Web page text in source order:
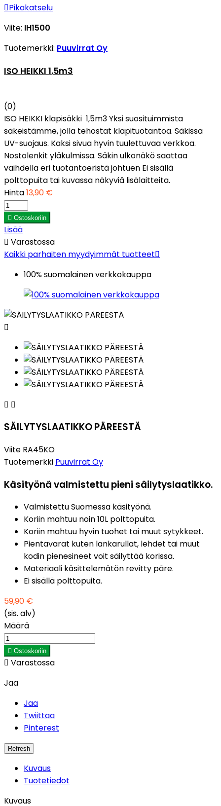
Pikakatselu
Viite: IH1500
Tuotemerkki: Puuvirrat Oy
ISO HEIKKI 1,5m3
(0)
ISO HEIKKI klapisäkki 1,5m3 Yksi suosituimmista
säkeistämme, jolla tehostat klapituotantoa. Säkissä
UV-suojaus. Kaksi sivua hyvin tuulettuvaa verkkoa.
Nostolenkit yläkulmissa. Säkin ulkonäkö saattaa
vaihdella eri tuotantoeristä johtuen Ei sisällä
polttopuita tai kuvassa näkyviä lisälaitteita.
Hinta13,90 €
 Ostoskoriin
Lisää
 Varastossa
Kaikki parhaiten myydyimmät tuotteet
100% suomalainen verkkokauppa

 
SÄILYTYSLAATIKKO PÄREESTÄ
Viite RA45KO
Tuotemerkki Puuvirrat Oy
Käsityönä valmistettu pieni säilytyslaatikko.
Valmistettu Suomessa käsityönä.
Koriin mahtuu noin 10L polttopuita.
Koriin mahtuu hyvin tuohet tai muut sytykkeet.
Pientavarat kuten lankarullat, lehdet tai muut
kodin pienesineet voit säilyttää korissa.
Materiaali käsittelemätön revitty päre.
Ei sisällä polttopuita.
59,90 €
(sis. alv)
Määrä
 Ostoskoriin
 Varastossa
Jaa
Jaa
Twiittaa
Pinterest
Kuvaus
Tuotetiedot
Kuvaus